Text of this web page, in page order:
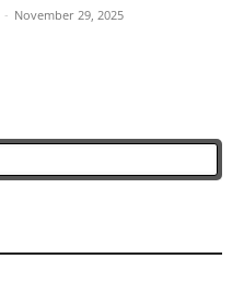
- November 29, 2025